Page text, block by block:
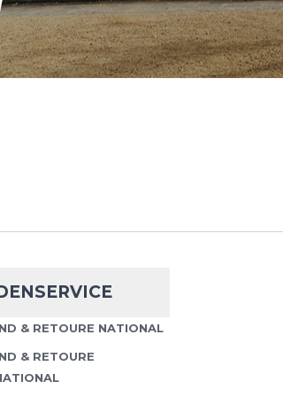
2
2
2 Track & Field Langstrecken-Spikes
2 wurde von den besten
& RETOURE NATIONAL
& RETOURE